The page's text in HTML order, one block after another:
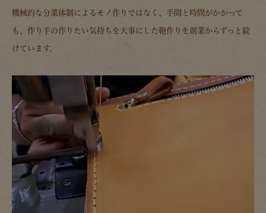
機械的な分業体制によるモノ作りではなく、手間と時間がかかって
も、作り手の作りたい気持ちを大事にした鞄作りを創業からずっと続
けています。